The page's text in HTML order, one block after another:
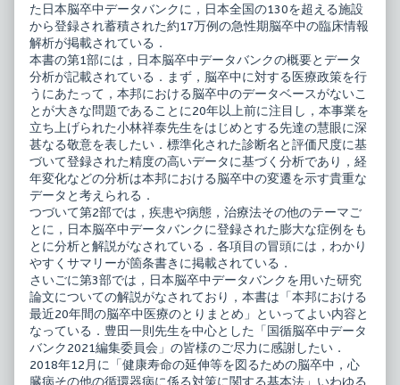
た日本脳卒中データバンクに，日本全国の130を超える施設
から登録され蓄積された約17万例の急性期脳卒中の臨床情報
解析が掲載されている．
本書の第1部には，日本脳卒中データバンクの概要とデータ
分析が記載されている．まず，脳卒中に対する医療政策を行
うにあたって，本邦における脳卒中のデータベースがないこ
とが大きな問題であることに20年以上前に注目し，本事業を
立ち上げられた小林祥泰先生をはじめとする先達の慧眼に深
甚なる敬意を表したい．標準化された診断名と評価尺度に基
づいて登録された精度の高いデータに基づく分析であり，経
年変化などの分析は本邦における脳卒中の変遷を示す貴重な
データと考えられる．
つづいて第2部では，疾患や病態，治療法その他のテーマご
とに，日本脳卒中データバンクに登録された膨大な症例をも
とに分析と解説がなされている．各項目の冒頭には，わかり
やすくサマリーが箇条書きに掲載されている．
さいごに第3部では，日本脳卒中データバンクを用いた研究
論文についての解説がなされており，本書は「本邦における
最近20年間の脳卒中医療のとりまとめ」といってよい内容と
なっている．豊田一則先生を中心とした「国循脳卒中データ
バンク2021編集委員会」の皆様のご尽力に感謝したい．
2018年12月に「健康寿命の延伸等を図るための脳卒中，心
臓病その他の循環器病に係る対策に関する基本法」いわゆる